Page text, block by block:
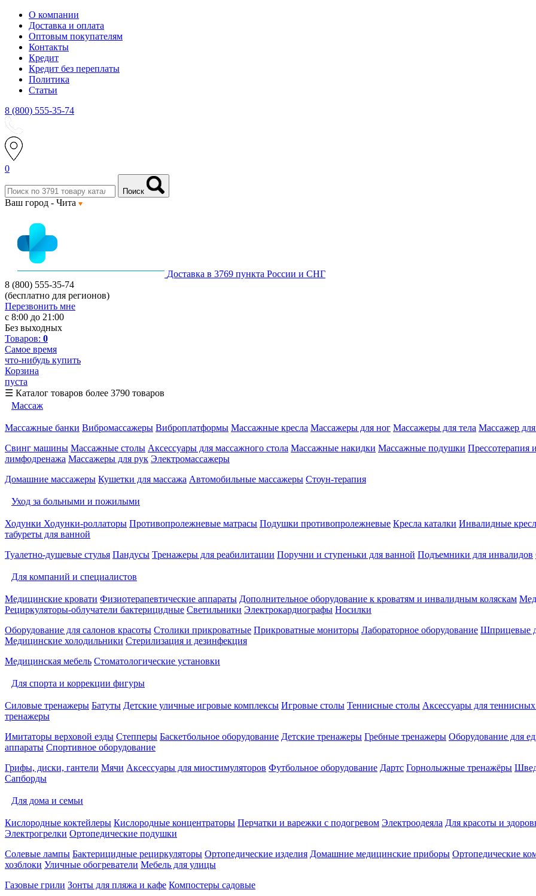
О компании
Доставка и оплата
Оптовым покупателям
Контакты
Кредит
Кредит без переплаты
Политика
Статьи
8 (800) 555-35-74
0
Поиск
Ваш город - Чита
Доставка в 3769 пункта России и СНГ
8 (800) 555-35-74
(бесплатно для регионов)
Перезвонить мне
с 8:00 до 21:00
Без выходных
Товаров: 0
Самое время
что-нибудь купить
Корзина
пуста
☰ Каталог товаров более 3790 товаров
Массаж
Массажные банки Вибромассажеры Виброплатформы Массажные кресла Массажеры для ног Массажеры для тела Массажер
Свинг машины Массажные столы Аксессуары для массажного стола Массажные накидки Массажные подушки Прессотерапия
лимфодренажа Массажеры для рук Электромассажеры
Домашние массажеры Кушетки для массажа Автомобильные массажеры Стоун-терапия
Уход за больными и пожилыми
Ходунки Ходунки-роллаторы Противопролежневые матрасы Подушки противопролежневые Кресла каталки Инвалидные
табуреты для ванной
Туалетно-душевые стулья Пандусы Тренажеры для реабилитации Поручни и ступеньки для ванной Подъемники для инвалидов
Для компаний и специалистов
Медицинские кровати Физиотерапевтические аппараты Дополнительное оборудование к кроватям и инвалидным коляскам
Рециркуляторы-облучатели бактерицидные Светильники Электрокардиографы Носилки
Оборудование для салонов красоты Столики прикроватные Прикроватные мониторы Лабораторное оборудование Шприцевые
Медицинские холодильники Стерилизация и дезинфекция
Медицинская мебель Стоматологические установки
Для спорта и коррекции фигуры
Силовые тренажеры Батуты Детские уличные игровые комплексы Игровые столы Теннисные столы Аксессуары для
тренажеры
Имитаторы верховой езды Степперы Баскетбольное оборудование Детские тренажеры Гребные тренажеры Оборудование для
аппараты Спортивное оборудование
Грифы, диски, гантели Мячи Аксессуары для миостимуляторов Футбольное оборудование Дартс Горнолыжные тренажёры
Сапборды
Для дома и семьи
Кислородные коктейлеры Кислородные концентраторы Перчатки и варежки с подогревом Электроодеяла Для красоты и
Электрогрелки Ортопедические подушки
Солевые лампы Бактерицидные рециркуляторы Ортопедические изделия Домашние медицинские приборы Ортопедические
хозблоки Уличные обогреватели Мебель для улицы
Газовые грили Зонты для пляжа и кафе Компостеры садовые